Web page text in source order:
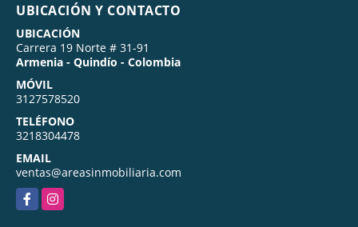
UBICACIÓN Y CONTACTO
UBICACIÓN
Carrera 19 Norte # 31-91
Armenia - Quindío - Colombia
MÓVIL
3127578520
TELÉFONO
3218304478
EMAIL
ventas@areasinmobiliaria.com
FacebookInstagram